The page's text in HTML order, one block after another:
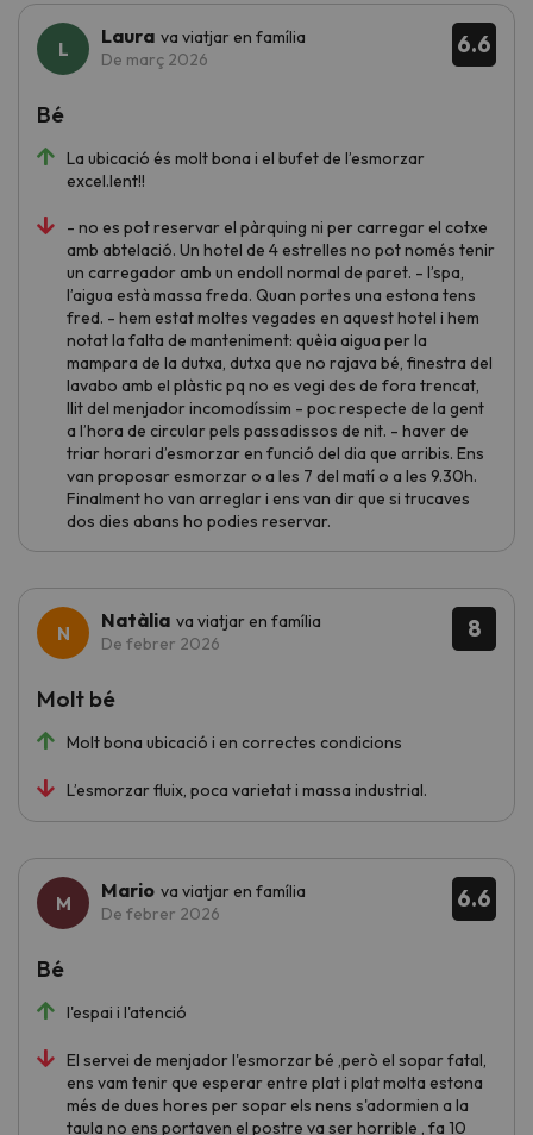
6.6
Laura va viatjar en família
De març 2026
La ubicació és molt bona i el bufet de l’esmorzar
excel.lent!!
- no es pot reservar el pàrquing ni per carregar el cotxe
amb abtelació. Un hotel de 4 estrelles no pot només tenir
un carregador amb un endoll normal de paret. - l’spa,
l’aigua està massa freda. Quan portes una estona tens
fred. - hem estat moltes vegades en aquest hotel i hem
notat la falta de manteniment: quèia aigua per la
mampara de la dutxa, dutxa que no rajava bé, finestra del
lavabo amb el plàstic pq no es vegi des de fora trencat,
llit del menjador incomodíssim - poc respecte de la gent
a l’hora de circular pels passadissos de nit. - haver de
triar horari d’esmorzar en funció del dia que arribis. Ens
van proposar esmorzar o a les 7 del matí o a les 9.30h.
Finalment ho van arreglar i ens van dir que si trucaves
dos dies abans ho podies reservar.
Bé
8
Natàlia va viatjar en família
De febrer 2026
Molt bona ubicació i en correctes condicions
L’esmorzar fluix, poca varietat i massa industrial.
Molt bé
6.6
Mario va viatjar en família
De febrer 2026
l'espai i l'atenció
El servei de menjador l'esmorzar bé ,però el sopar fatal,
ens vam tenir que esperar entre plat i plat molta estona
més de dues hores per sopar els nens s'adormien a la
taula no ens portaven el postre va ser horrible , fa 10
Bé